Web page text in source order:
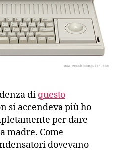
di questo
si accendeva più ho
per dare
madre. Come
dovevano